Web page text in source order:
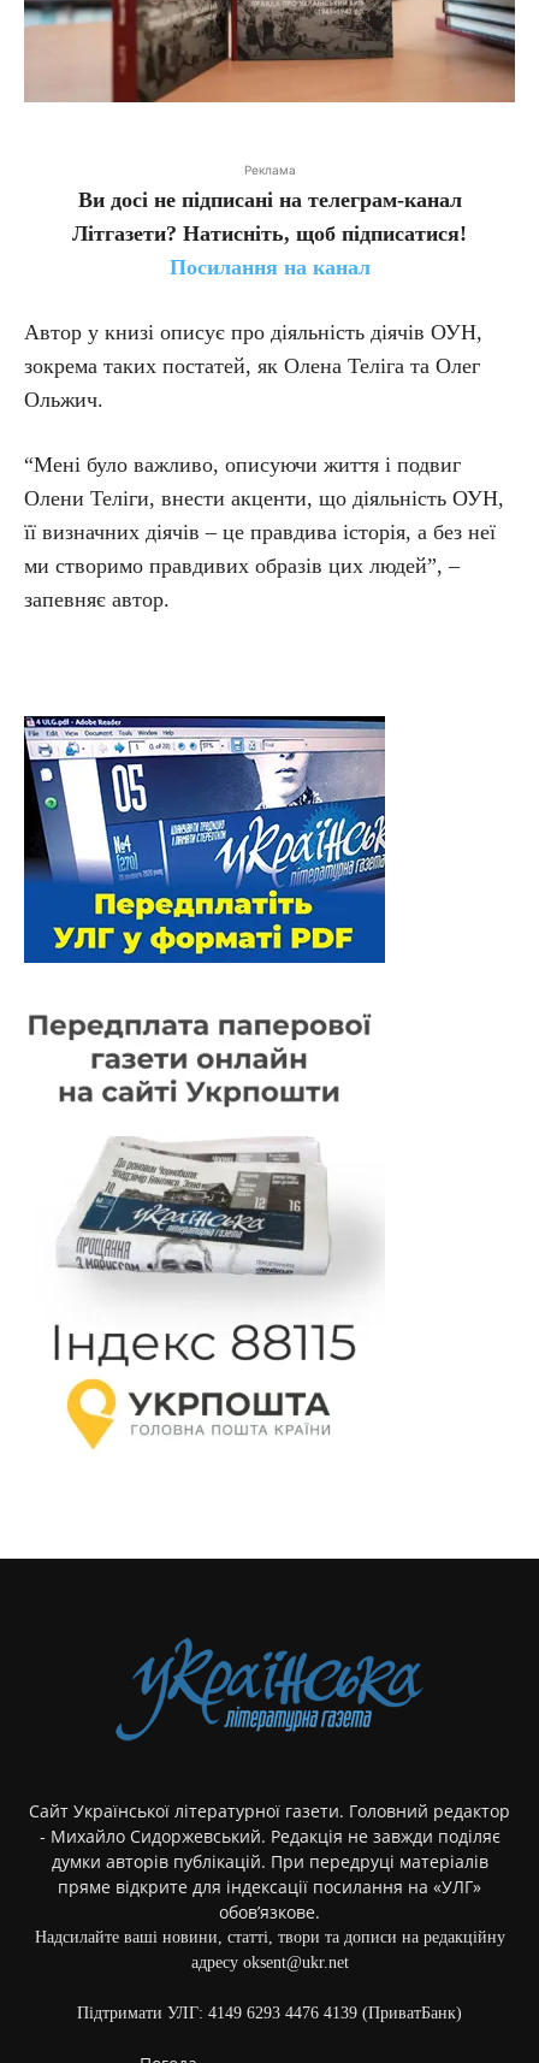
Реклама
Ви досі не підписані на телеграм-канал
Літгазети? Натисніть, щоб підписатися!
Посилання на канал
Автор у книзі описує про діяльність діячів ОУН,
зокрема таких постатей, як Олена Теліга та Олег
Ольжич.
“Мені було важливо, описуючи життя і подвиг
Олени Теліги, внести акценти, що діяльність ОУН,
її визначних діячів – це правдива історія, а без неї
ми створимо правдивих образів цих людей”, –
запевняє автор.
Сайт Української літературної газети. Головний редактор
- Михайло Сидоржевський. Редакція не завжди поділяє
думки авторів публікацій. При передруці матеріалів
пряме відкрите для індексації посилання на «УЛГ»
обов’язкове.
Надсилайте ваші новини, статті, твори та дописи на редакційну
адресу oksent@ukr.net
Підтримати УЛГ: 4149 6293 4476 4139 (ПриватБанк)